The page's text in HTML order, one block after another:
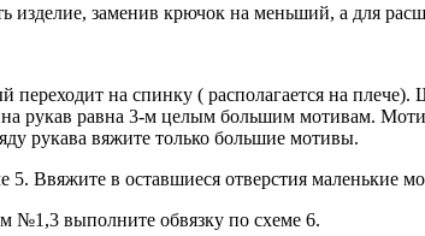
заменив крючок на меньший, а для
на спинку ( располагается на
рукав равна 3-м целым большим мотивам.
рукава вяжите только большие мотивы.
5. Ввяжите в оставшиеся отверстия маленькие
№1,3 выполните обвязку по схеме 6.